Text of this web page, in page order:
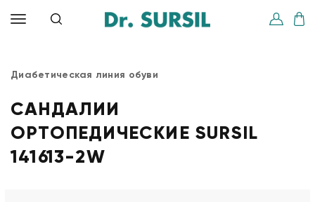
Диабетическая линия обуви
САНДАЛИИ
ОРТОПЕДИЧЕСКИЕ SURSIL
141613-2W